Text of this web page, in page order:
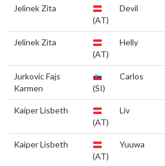
Jelinek Zita
(AT)
Devil
Jelinek Zita
(AT)
Helly
Jurkovic Fajs
Karmen
(SI)
Carlos
Kaiper Lisbeth
(AT)
Liv
Kaiper Lisbeth
(AT)
Yuuwa